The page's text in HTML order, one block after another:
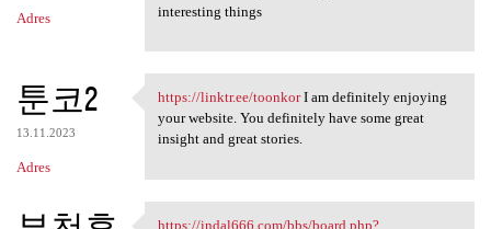
Adres
interesting things
툰코2
13.11.2023
Adres
https://linktr.ee/toonkor I
https://linktr.ee/toonkorI am definitely enjoying
your website. You definitely have some great
insight and great stories.
https://indal666.com/bbs/board.php?